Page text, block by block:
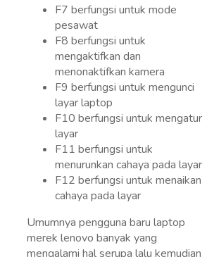
F7 berfungsi untuk mode
pesawat
F8 berfungsi untuk
mengaktifkan dan
menonaktifkan kamera
F9 berfungsi untuk mengunci
layar laptop
F10 berfungsi untuk mengatur
layar
F11 berfungsi untuk
menurunkan cahaya pada layar
F12 berfungsi untuk menaikan
cahaya pada layar
Umumnya pengguna baru laptop
merek lenovo banyak yang
mengalami hal serupa lalu kemudian